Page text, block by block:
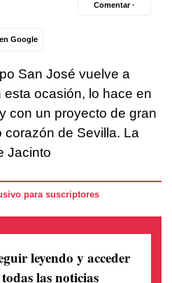
Google
Comentar ·
San José vuelve a
esta ocasión, lo hace en
con un proyecto de gran
de Sevilla. La
Jacinto
para suscriptores
leyendo y acceder
las noticias